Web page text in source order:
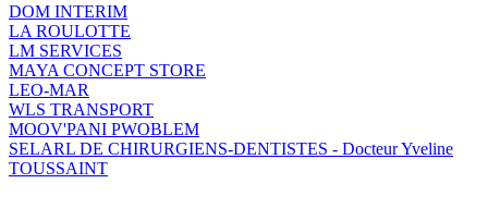
DOM INTERIM
LA ROULOTTE
LM SERVICES
MAYA CONCEPT STORE
LEO-MAR
WLS TRANSPORT
MOOV'PANI PWOBLEM
SELARL DE CHIRURGIENS-DENTISTES - Docteur Yveline
TOUSSAINT